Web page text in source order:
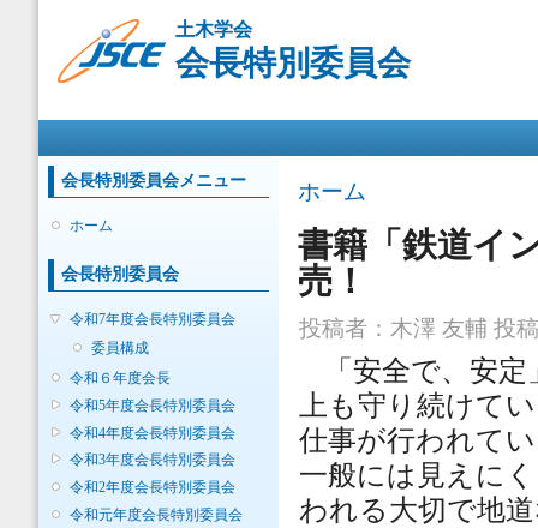
動
土木学会
会長特別委員会
会長特別委員会メニュー
ホーム
会長特別委員会
令和7年度会長特別委員会
委員構成
令和６年度会長
令和5年度会長特別委員会
令和4年度会長特別委員会
令和3年度会長特別委員会
令和2年度会長特別委員会
令和元年度会長特別委員会
現在地
ホーム
書籍「鉄道イ
売！
投稿者： 木澤 友輔 投
「安全で、安
上も守り続けて
仕事が行われて
一般には見えに
われる大切で地